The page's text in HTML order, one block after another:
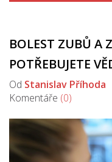
BOLEST ZUBŮ A
POTŘEBUJETE
Od Stanislav Příhoda
Komentáře (0)